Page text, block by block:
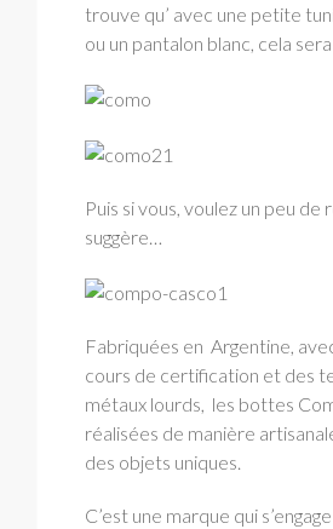
trouve qu’ avec une petite
ou un pantalon blanc, cela
Puis si vous, voulez un peu de
suggère…
Fabriquées en Argentine,
cours de certification et des
métaux lourds, les bottes
réalisées de manière
des objets uniques.
C’est une marque qui